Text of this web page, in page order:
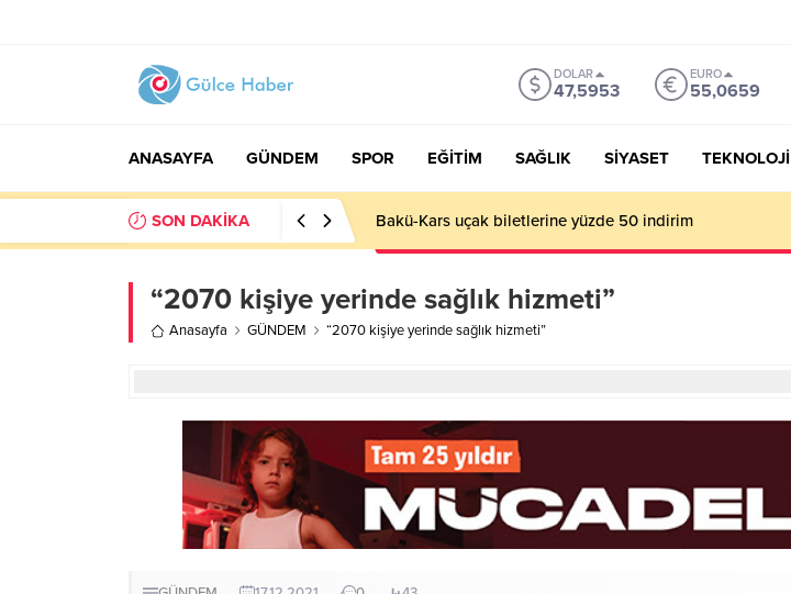
DOLAR
47,5953
EURO
55,0659
ANASAYFA GÜNDEM SPOR EĞİTİM SAĞLIK SİYASET TEKNOLOJİ
SON DAKİKA Bakü-Kars uçak biletlerine yüzde 50 indirim
“2070 kişiye yerinde sağlık hizmeti”
Anasayfa GÜNDEM “2070 kişiye yerinde sağlık hizmeti”